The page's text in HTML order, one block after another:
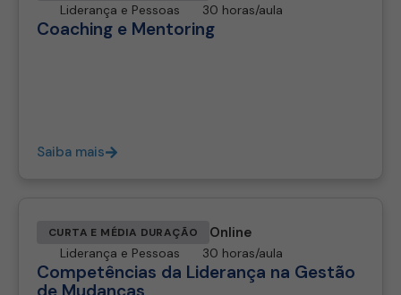
Liderança e Pessoas 30 horas/aula
Coaching e Mentoring
Saiba mais
CURTA E MÉDIA DURAÇÃO Online
Liderança e Pessoas 30 horas/aula
Competências da Liderança na Gestão